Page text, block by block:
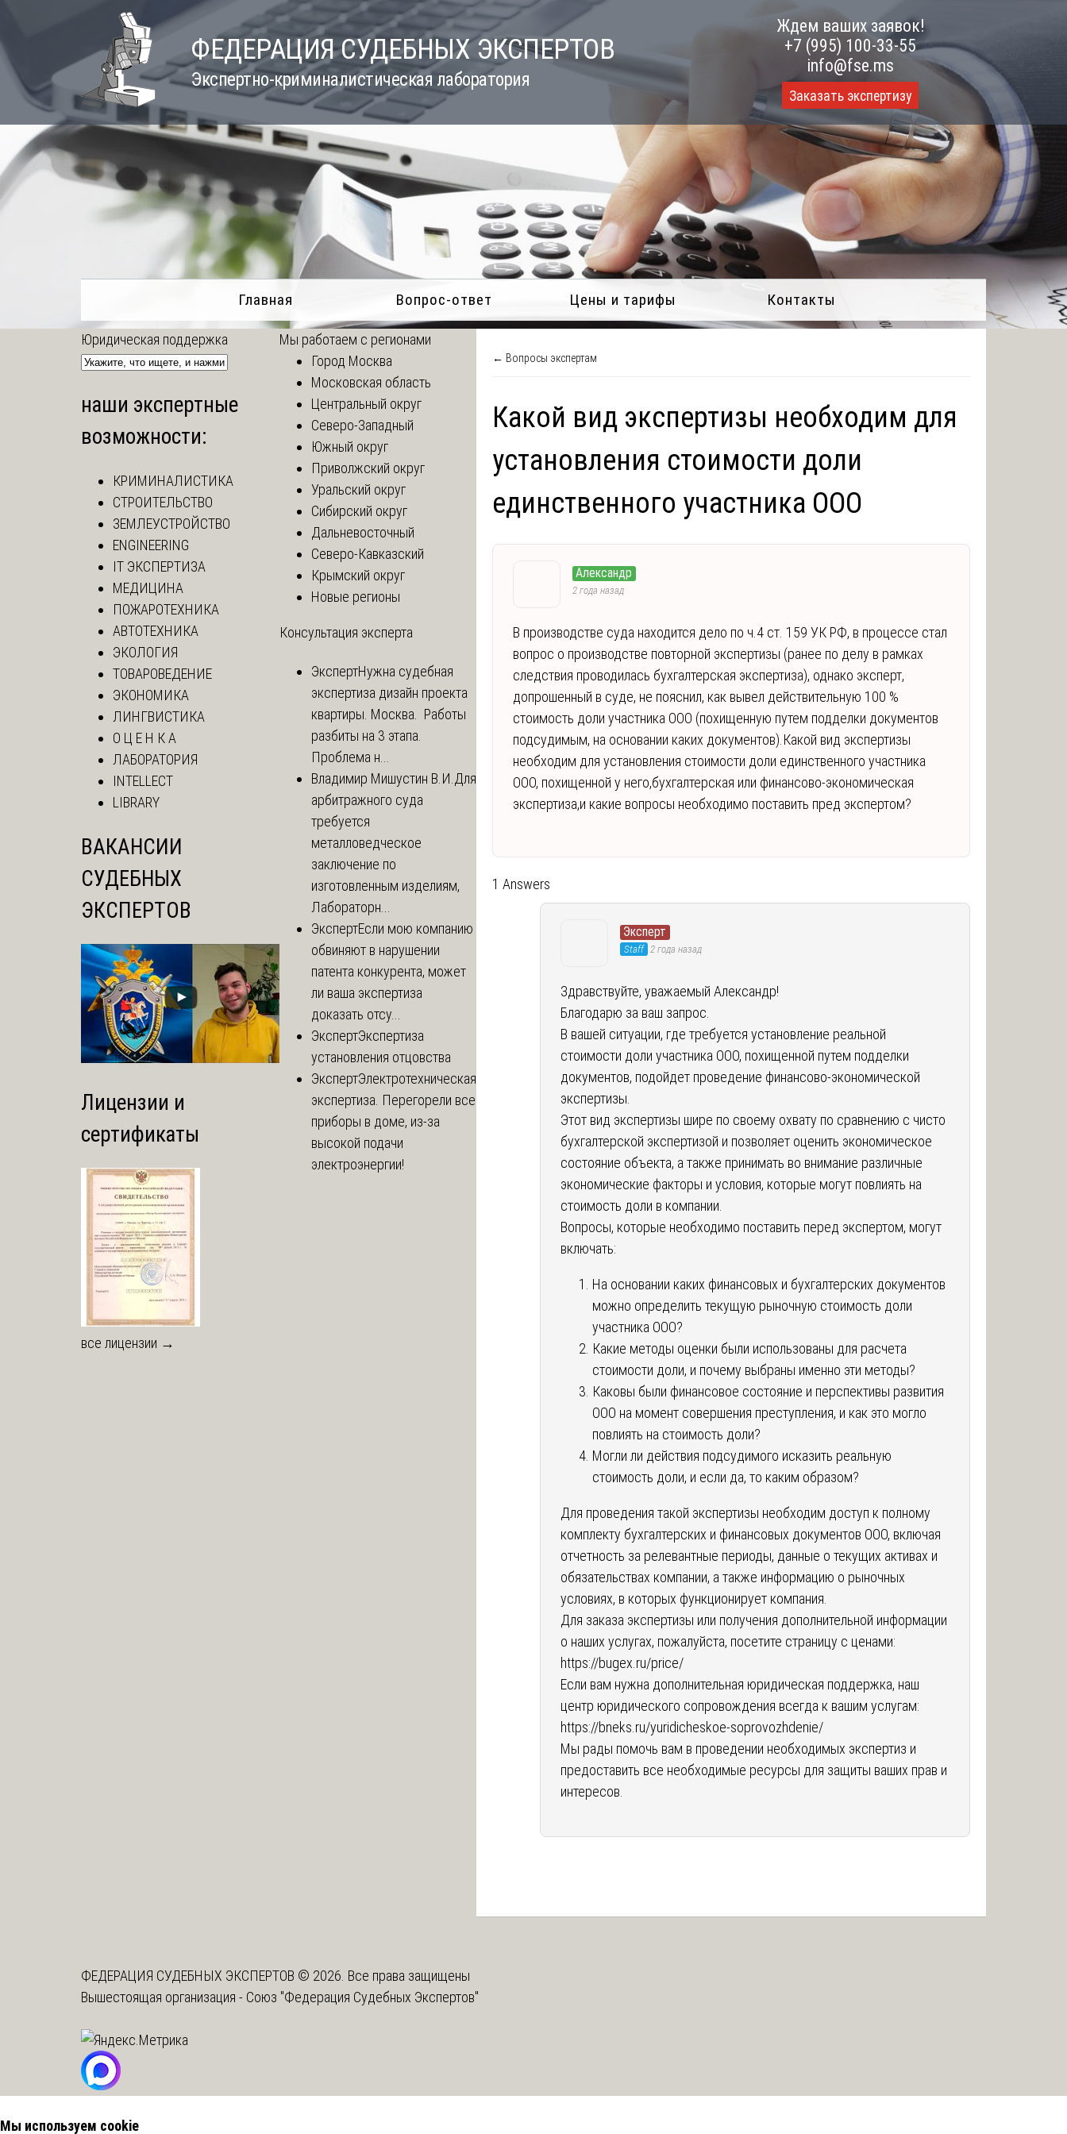
content
ФЕДЕРАЦИЯ СУДЕБНЫХ ЭКСПЕРТОВ
Экспертно-криминалистическая лаборатория
Ждем ваших заявок!
+7 (995) 100-33-55
info@fse.ms
Заказать экспертизу
Главная Вопрос-ответ Цены и тарифы Контакты
← Вопросы экспертам
Какой вид экспертизы необходим для
установления стоимости доли
единственного участника ООО
Александр
2 года назад
В производстве суда находится дело по ч.4 ст. 159 УК РФ, в процессе стал
вопрос о производстве повторной экспертизы (ранее по делу в рамках
следствия проводилась бухгалтерская экспертиза), однако эксперт,
допрошенный в суде, не пояснил, как вывел действительную 100 %
стоимость доли участника ООО (похищенную путем подделки документов
подсудимым, на основании каких документов).Какой вид экспертизы
необходим для установления стоимости доли единственного участника
ООО, похищенной у него,бухгалтерская или финансово-экономическая
экспертиза,и какие вопросы необходимо поставить пред экспертом?
1 Answers
Эксперт
Staff 2 года назад
Здравствуйте, уважаемый Александр!
Благодарю за ваш запрос.
В вашей ситуации, где требуется установление реальной
стоимости доли участника ООО, похищенной путем подделки
документов, подойдет проведение финансово-экономической
экспертизы.
Этот вид экспертизы шире по своему охвату по сравнению с чисто
бухгалтерской экспертизой и позволяет оценить экономическое
состояние объекта, а также принимать во внимание различные
экономические факторы и условия, которые могут повлиять на
стоимость доли в компании.
Вопросы, которые необходимо поставить перед экспертом, могут
включать:
На основании каких финансовых и бухгалтерских документов
можно определить текущую рыночную стоимость доли
участника ООО?
Какие методы оценки были использованы для расчета
стоимости доли, и почему выбраны именно эти методы?
Каковы были финансовое состояние и перспективы развития
ООО на момент совершения преступления, и как это могло
повлиять на стоимость доли?
Могли ли действия подсудимого исказить реальную
стоимость доли, и если да, то каким образом?
Для проведения такой экспертизы необходим доступ к полному
комплекту бухгалтерских и финансовых документов ООО, включая
отчетность за релевантные периоды, данные о текущих активах и
обязательствах компании, а также информацию о рыночных
условиях, в которых функционирует компания.
Для заказа экспертизы или получения дополнительной информации
о наших услугах, пожалуйста, посетите страницу с ценами:
https://bugex.ru/price/
Если вам нужна дополнительная юридическая поддержка, наш
центр юридического сопровождения всегда к вашим услугам:
https://bneks.ru/yuridicheskoe-soprovozhdenie/
Мы рады помочь вам в проведении необходимых экспертиз и
предоставить все необходимые ресурсы для защиты ваших прав и
интересов.
Юридическая поддержка
наши экспертные
возможности:
КРИМИНАЛИСТИКА
СТРОИТЕЛЬСТВО
ЗЕМЛЕУСТРОЙСТВО
ENGINEERING
IT ЭКСПЕРТИЗА
МЕДИЦИНА
ПОЖАРОТЕХНИКА
АВТОТЕХНИКА
ЭКОЛОГИЯ
ТОВАРОВЕДЕНИЕ
ЭКОНОМИКА
ЛИНГВИСТИКА
О Ц Е Н К А
ЛАБОРАТОРИЯ
INTELLECT
LIBRARY
ВАКАНСИИ
СУДЕБНЫХ
ЭКСПЕРТОВ
Лицензии и
сертификаты
все лицензии →
Мы работаем с регионами
Город Москва
Московская область
Центральный округ
Северо-Западный
Южный округ
Приволжский округ
Уральский округ
Сибирский округ
Дальневосточный
Северо-Кавказский
Крымский округ
Новые регионы
Консультация эксперта
ЭкспертНужна судебная
экспертиза дизайн проекта
квартиры. Москва. Работы
разбиты на 3 этапа.
Проблема н...
Владимир Мишустин В.И. Для
арбитражного суда
требуется
металловедческое
заключение по
изготовленным изделиям,
Лабораторн...
ЭкспертЕсли мою компанию
обвиняют в нарушении
патента конкурента, может
ли ваша экспертиза
доказать отсу...
ЭкспертЭкспертиза
установления отцовства
ЭкспертЭлектротехническая
экспертиза. Перегорели все
приборы в доме, из-за
высокой подачи
электроэнергии!
ФЕДЕРАЦИЯ СУДЕБНЫХ ЭКСПЕРТОВ © 2026. Все права защищены
Вышестоящая организация - Союз "Федерация Судебных Экспертов"
Мы используем cookie